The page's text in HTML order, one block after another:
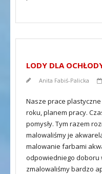
LODY DLA
Anita Fabiś-Palicka
Nasze prace
roku, planem pracy.
pomysły. Tym razem
malowaliśmy je
malowanie farbami
odpowiedniego doboru
zmalowaliśmy bardzo